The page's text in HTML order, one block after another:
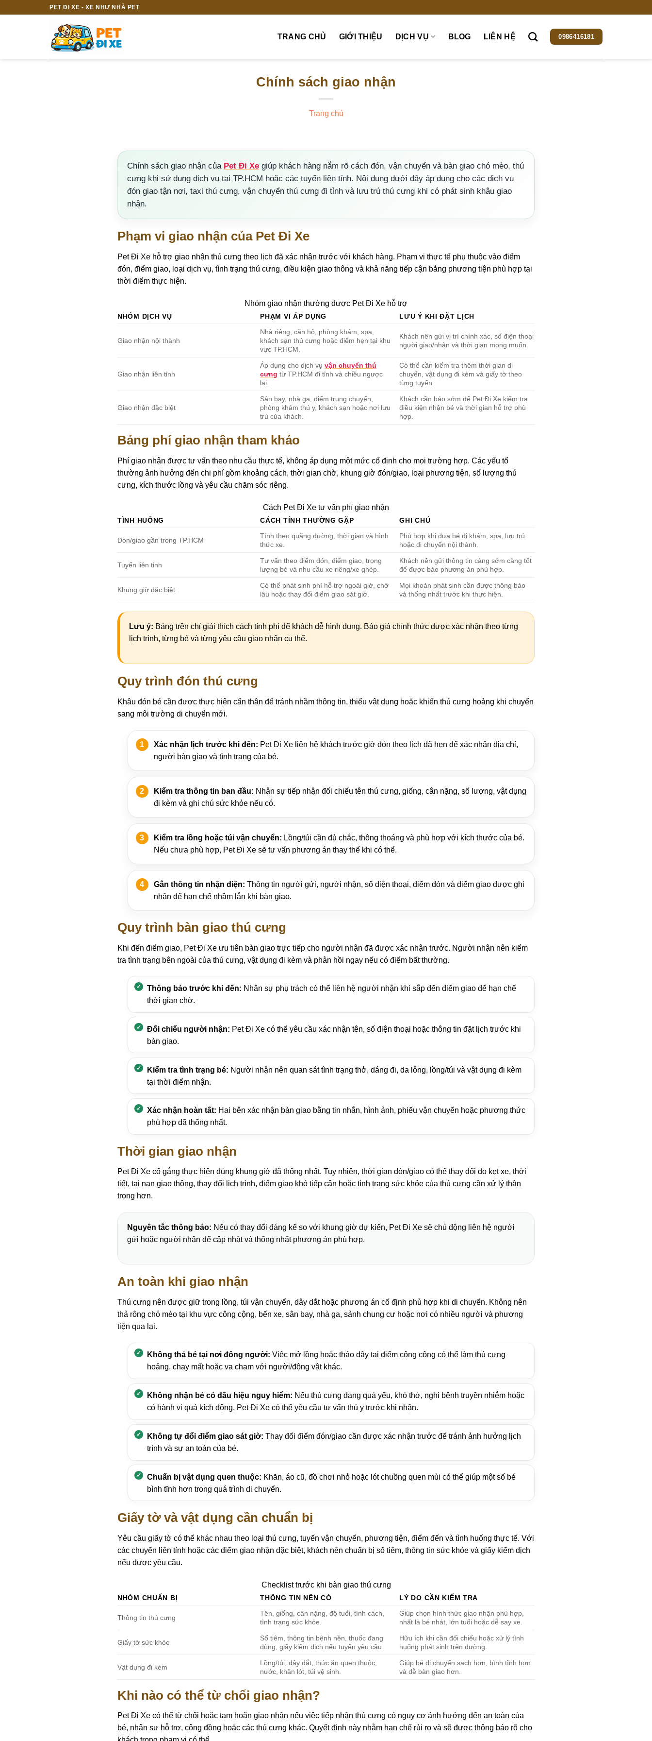
PET ĐI XE - XE NHƯ NHÀ PET
TRANG CHỦ GIỚI THIỆU DỊCH VỤ BLOG LIÊN HỆ 0986416181
Chính sách giao nhận
Trang chủ
Chính sách giao nhận của Pet Đi Xe giúp khách hàng nắm rõ cách đón, vận chuyển và bàn giao chó mèo, thú
cưng khi sử dụng dịch vụ tại TP.HCM hoặc các tuyến liên tỉnh. Nội dung dưới đây áp dụng cho các dịch vụ
đón giao tận nơi, taxi thú cưng, vận chuyển thú cưng đi tỉnh và lưu trú thú cưng khi có phát sinh khâu giao
nhận.
Phạm vi giao nhận của Pet Đi Xe
Pet Đi Xe hỗ trợ giao nhận thú cưng theo lịch đã xác nhận trước với khách hàng. Phạm vi thực tế phụ thuộc vào điểm
đón, điểm giao, loại dịch vụ, tình trạng thú cưng, điều kiện giao thông và khả năng tiếp cận bằng phương tiện phù hợp tại
thời điểm thực hiện.
Nhóm giao nhận thường được Pet Đi Xe hỗ trợ
NHÓM DỊCH VỤ PHẠM VI ÁP DỤNG LƯU Ý KHI ĐẶT LỊCH
Giao nhận nội thành
Nhà riêng, căn hộ, phòng khám, spa,
khách sạn thú cưng hoặc điểm hẹn tại khu
vực TP.HCM.
Khách nên gửi vị trí chính xác, số điện thoại
người giao/nhận và thời gian mong muốn.
Giao nhận liên tỉnh
Áp dụng cho dịch vụvận chuyển thú
cưng từ TP.HCM đi tỉnh và chiều ngược
lại.
Có thể cần kiểm tra thêm thời gian di
chuyển, vật dụng đi kèm và giấy tờ theo
từng tuyến.
Giao nhận đặc biệt
Sân bay, nhà ga, điểm trung chuyển,
phòng khám thú y, khách sạn hoặc nơi lưu
trú của khách.
Khách cần báo sớm để Pet Đi Xe kiểm tra
điều kiện nhận bé và thời gian hỗ trợ phù
hợp.
Bảng phí giao nhận tham khảo
Phí giao nhận được tư vấn theo nhu cầu thực tế, không áp dụng một mức cố định cho mọi trường hợp. Các yếu tố
thường ảnh hưởng đến chi phí gồm khoảng cách, thời gian chờ, khung giờ đón/giao, loại phương tiện, số lượng thú
cưng, kích thước lồng và yêu cầu chăm sóc riêng.
Cách Pet Đi Xe tư vấn phí giao nhận
TÌNH HUỐNG CÁCH TÍNH THƯỜNG GẶP GHI CHÚ
Đón/giao gần trong TP.HCM
Tính theo quãng đường, thời gian và hình
thức xe.
Phù hợp khi đưa bé đi khám, spa, lưu trú
hoặc di chuyển nội thành.
Tuyến liên tỉnh
Tư vấn theo điểm đón, điểm giao, trọng
lượng bé và nhu cầu xe riêng/xe ghép.
Khách nên gửi thông tin càng sớm càng tốt
để được báo phương án phù hợp.
Khung giờ đặc biệt
Có thể phát sinh phí hỗ trợ ngoài giờ, chờ
lâu hoặc thay đổi điểm giao sát giờ.
Mọi khoản phát sinh cần được thông báo
và thống nhất trước khi thực hiện.
Lưu ý: Bảng trên chỉ giải thích cách tính phí để khách dễ hình dung. Báo giá chính thức được xác nhận theo từng
lịch trình, từng bé và từng yêu cầu giao nhận cụ thể.
Quy trình đón thú cưng
Khâu đón bé cần được thực hiện cẩn thận để tránh nhầm thông tin, thiếu vật dụng hoặc khiến thú cưng hoảng khi chuyển
sang môi trường di chuyển mới.
Xác nhận lịch trước khi đến: Pet Đi Xe liên hệ khách trước giờ đón theo lịch đã hẹn để xác nhận địa chỉ,
người bàn giao và tình trạng của bé.
Kiểm tra thông tin ban đầu: Nhân sự tiếp nhận đối chiếu tên thú cưng, giống, cân nặng, số lượng, vật dụng
đi kèm và ghi chú sức khỏe nếu có.
Kiểm tra lồng hoặc túi vận chuyển: Lồng/túi cần đủ chắc, thông thoáng và phù hợp với kích thước của bé.
Nếu chưa phù hợp, Pet Đi Xe sẽ tư vấn phương án thay thế khi có thể.
Gắn thông tin nhận diện: Thông tin người gửi, người nhận, số điện thoại, điểm đón và điểm giao được ghi
nhận để hạn chế nhầm lẫn khi bàn giao.
Quy trình bàn giao thú cưng
Khi đến điểm giao, Pet Đi Xe ưu tiên bàn giao trực tiếp cho người nhận đã được xác nhận trước. Người nhận nên kiểm
tra tình trạng bên ngoài của thú cưng, vật dụng đi kèm và phản hồi ngay nếu có điểm bất thường.
Thông báo trước khi đến: Nhân sự phụ trách có thể liên hệ người nhận khi sắp đến điểm giao để hạn chế
thời gian chờ.
Đối chiếu người nhận: Pet Đi Xe có thể yêu cầu xác nhận tên, số điện thoại hoặc thông tin đặt lịch trước khi
bàn giao.
Kiểm tra tình trạng bé: Người nhận nên quan sát tình trạng thở, dáng đi, da lông, lồng/túi và vật dụng đi kèm
tại thời điểm nhận.
Xác nhận hoàn tất: Hai bên xác nhận bàn giao bằng tin nhắn, hình ảnh, phiếu vận chuyển hoặc phương thức
phù hợp đã thống nhất.
Thời gian giao nhận
Pet Đi Xe cố gắng thực hiện đúng khung giờ đã thống nhất. Tuy nhiên, thời gian đón/giao có thể thay đổi do kẹt xe, thời
tiết, tai nạn giao thông, thay đổi lịch trình, điểm giao khó tiếp cận hoặc tình trạng sức khỏe của thú cưng cần xử lý thận
trọng hơn.
Nguyên tắc thông báo: Nếu có thay đổi đáng kể so với khung giờ dự kiến, Pet Đi Xe sẽ chủ động liên hệ người
gửi hoặc người nhận để cập nhật và thống nhất phương án phù hợp.
An toàn khi giao nhận
Thú cưng nên được giữ trong lồng, túi vận chuyển, dây dắt hoặc phương án cố định phù hợp khi di chuyển. Không nên
thả rông chó mèo tại khu vực công cộng, bến xe, sân bay, nhà ga, sảnh chung cư hoặc nơi có nhiều người và phương
tiện qua lại.
Không thả bé tại nơi đông người: Việc mở lồng hoặc tháo dây tại điểm công cộng có thể làm thú cưng
hoảng, chạy mất hoặc va chạm với người/động vật khác.
Không nhận bé có dấu hiệu nguy hiểm: Nếu thú cưng đang quá yếu, khó thở, nghi bệnh truyền nhiễm hoặc
có hành vi quá kích động, Pet Đi Xe có thể yêu cầu tư vấn thú y trước khi nhận.
Không tự đổi điểm giao sát giờ: Thay đổi điểm đón/giao cần được xác nhận trước để tránh ảnh hưởng lịch
trình và sự an toàn của bé.
Chuẩn bị vật dụng quen thuộc: Khăn, áo cũ, đồ chơi nhỏ hoặc lót chuồng quen mùi có thể giúp một số bé
bình tĩnh hơn trong quá trình di chuyển.
Giấy tờ và vật dụng cần chuẩn bị
Yêu cầu giấy tờ có thể khác nhau theo loại thú cưng, tuyến vận chuyển, phương tiện, điểm đến và tình huống thực tế. Với
các chuyến liên tỉnh hoặc các điểm giao nhận đặc biệt, khách nên chuẩn bị sổ tiêm, thông tin sức khỏe và giấy kiểm dịch
nếu được yêu cầu.
Checklist trước khi bàn giao thú cưng
NHÓM CHUẨN BỊ THÔNG TIN NÊN CÓ LÝ DO CẦN KIỂM TRA
Thông tin thú cưng
Tên, giống, cân nặng, độ tuổi, tính cách,
tình trạng sức khỏe.
Giúp chọn hình thức giao nhận phù hợp,
nhất là bé nhát, lớn tuổi hoặc dễ say xe.
Giấy tờ sức khỏe
Sổ tiêm, thông tin bệnh nền, thuốc đang
dùng, giấy kiểm dịch nếu tuyến yêu cầu.
Hữu ích khi cần đối chiếu hoặc xử lý tình
huống phát sinh trên đường.
Vật dụng đi kèm
Lồng/túi, dây dắt, thức ăn quen thuộc,
nước, khăn lót, túi vệ sinh.
Giúp bé di chuyển sạch hơn, bình tĩnh hơn
và dễ bàn giao hơn.
Khi nào có thể từ chối giao nhận?
Pet Đi Xe có thể từ chối hoặc tạm hoãn giao nhận nếu việc tiếp nhận thú cưng có nguy cơ ảnh hưởng đến an toàn của
bé, nhân sự hỗ trợ, cộng đồng hoặc các thú cưng khác. Quyết định này nhằm hạn chế rủi ro và sẽ được thông báo rõ cho